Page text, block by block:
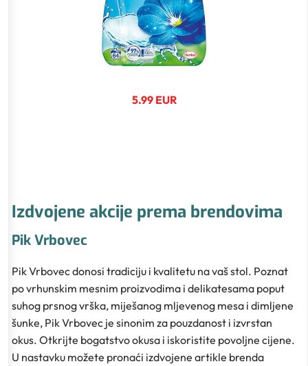
5.99 EUR
Izdvojene akcije prema brendovima
Pik Vrbovec
Pik Vrbovec donosi tradiciju i kvalitetu na vaš stol. Poznat
po vrhunskim mesnim proizvodima i delikatesama poput
suhog prsnog vrška, miješanog mljevenog mesa i dimljene
šunke, Pik Vrbovec je sinonim za pouzdanost i izvrstan
okus. Otkrijte bogatstvo okusa i iskoristite povoljne cijene.
U nastavku možete pronaći izdvojene artikle brenda